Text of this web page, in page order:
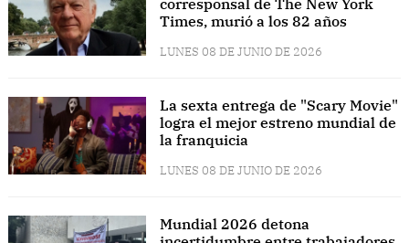
Times, murió a los 82 años
LUNES 08 DE JUNIO DE 2026
La sexta entrega de "Scary Movie"
logra el mejor estreno mundial de
la franquicia
LUNES 08 DE JUNIO DE 2026
Mundial 2026 detona